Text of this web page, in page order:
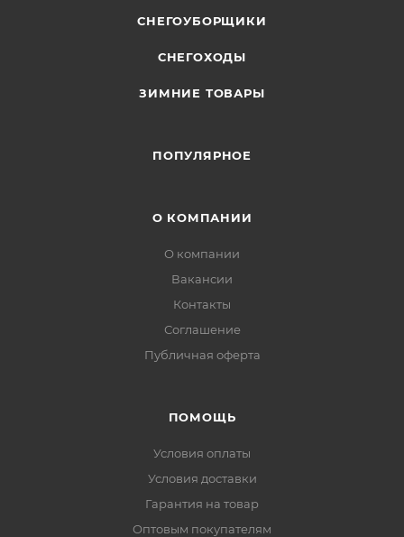
СНЕГОУБОРЩИКИ
СНЕГОХОДЫ
ЗИМНИЕ ТОВАРЫ
ПОПУЛЯРНОЕ
О КОМПАНИИ
О компании
Вакансии
Контакты
Соглашение
Публичная оферта
ПОМОЩЬ
Условия оплаты
Условия доставки
Гарантия на товар
Оптовым покупателям